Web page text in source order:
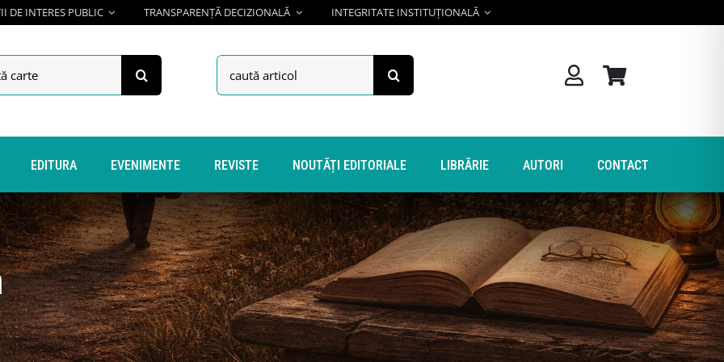
DE INTERES PUBLIC TRANSPARENȚĂ DECIZIONALĂ INTEGRITATE INSTITUȚIONALĂ
Search
for:
EDITURA EVENIMENTE REVISTE NOUTĂȚI EDITORIALE LIBRĂRIE AUTORI CONTACT